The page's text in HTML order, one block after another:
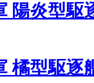
陽炎型
橘型駆逐